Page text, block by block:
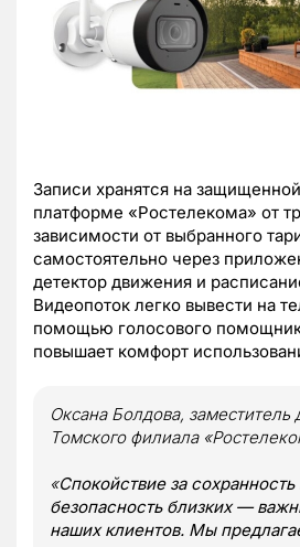
Записи хранятся на
платформе «Ростелекома» от
зависимости от выбранного
самостоятельно через
детектор движения и
Видеопоток легко вывести на
помощью голосового
повышает комфорт
Оксана Болдова, заместитель
Томского филиала
«Спокойствие за
безопасность близких —
наших клиентов. Мы